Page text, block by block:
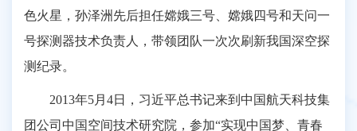
色火星，孙泽洲先后担任嫦娥三号、嫦娥四号和天问一
号探测器技术负责人，带领团队一次次刷新我国深空探
测纪录。
2013年5月4日，习近平总书记来到中国航天科技集
团公司中国空间技术研究院，参加“实现中国梦、青春